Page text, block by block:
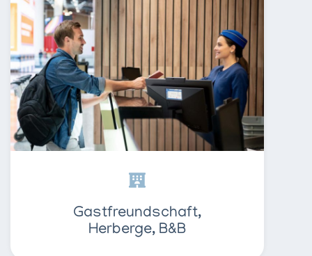
Gastfreundschaft,
Herberge, B&B